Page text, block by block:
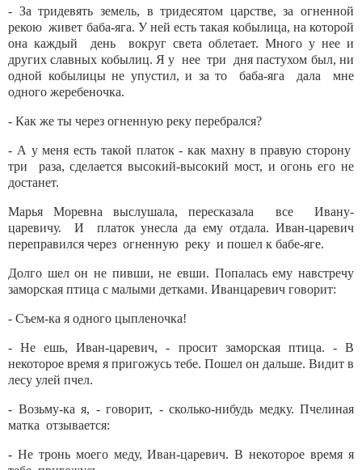
- За тридевять земель, в тридесятом царстве, за огненной
рекою живет баба-яга. У ней есть такая кобылица, на которой
она каждый день вокруг света облетает. Много у нее и
других славных кобылиц. Я у нее три дня пастухом был, ни
одной кобылицы не упустил, и за то баба-яга дала мне
одного жеребеночка.
- Как же ты через огненную реку перебрался?
- А у меня есть такой платок - как махну в правую сторону
три раза, сделается высокий-высокий мост, и огонь его не
достанет.
Марья Моревна выслушала, пересказала все Ивану-
царевичу. И платок унесла да ему отдала. Иван-царевич
переправился через огненную реку и пошел к бабе-яге.
Долго шел он не пивши, не евши. Попалась ему навстречу
заморская птица с малыми детками. Иванцаревич говорит:
- Съем-ка я одного цыпленочка!
- Не ешь, Иван-царевич, - просит заморская птица. - В
некоторое время я пригожусь тебе. Пошел он дальше. Видит в
лесу улей пчел.
- Возьму-ка я, - говорит, - сколько-нибудь медку. Пчелиная
матка отзывается:
- Не тронь моего меду, Иван-царевич. В некоторое время я